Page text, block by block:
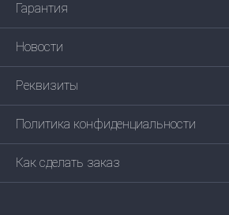
Гарантия
Новости
Реквизиты
Политика конфиденциальности
Как сделать заказ